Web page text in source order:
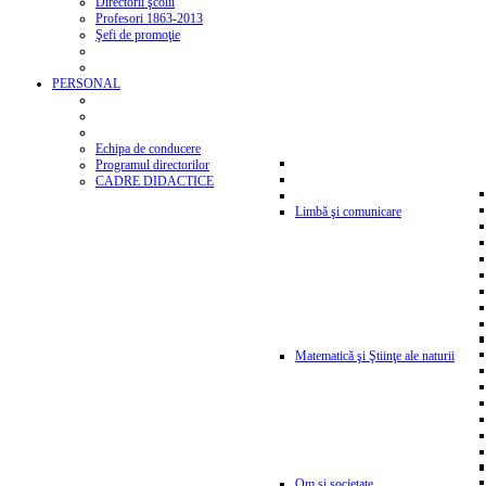
Profesori 1863-2013
Şefi de promoţie
PERSONAL
Echipa de conducere
Programul directorilor
CADRE DIDACTICE
Limbă şi comunicare
Matematică şi Ştiinţe ale naturii